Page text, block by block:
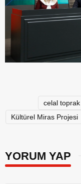
celal toprak
Kültürel Miras Projesi
YORUM YAP